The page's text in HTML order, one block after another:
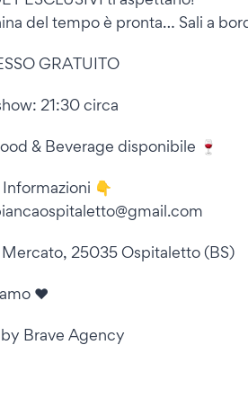
del tempo è pronta… Sali a
GRATUITO
21:30 circa
& Beverage disponibile 🍷
👇
Mercato, 25035 Ospitaletto (BS)
❤️
Brave Agency